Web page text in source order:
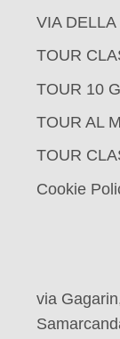
VIA
TOUR
TOUR 10
TOUR AL
TOUR
Cookie
via